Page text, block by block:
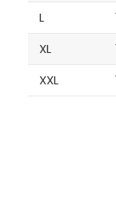
L
XL
XXL